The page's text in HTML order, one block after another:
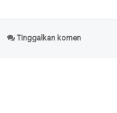
Tinggalkan komen